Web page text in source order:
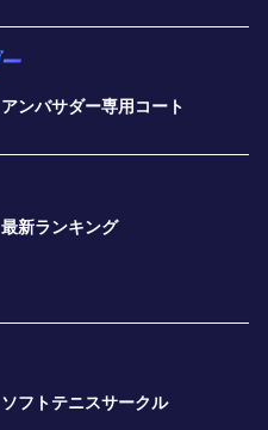
アンバサダー専用コート
最新ランキング
ソフトテニスサークル